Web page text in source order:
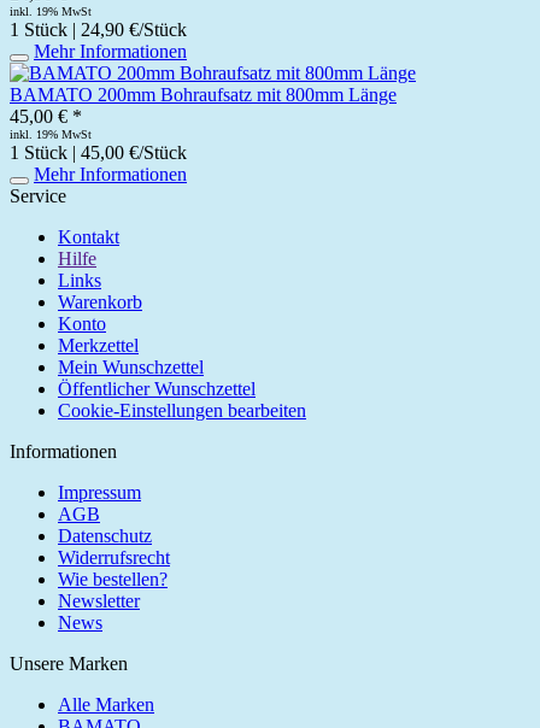
inkl. 19% MwSt
1 Stück | 24,90 €/Stück
Mehr Informationen
BAMATO 200mm Bohraufsatz mit 800mm Länge
45,00 € *
inkl. 19% MwSt
1 Stück | 45,00 €/Stück
Mehr Informationen
Service
Kontakt
Hilfe
Links
Warenkorb
Konto
Merkzettel
Mein Wunschzettel
Öffentlicher Wunschzettel
Cookie-Einstellungen bearbeiten
Informationen
Impressum
AGB
Datenschutz
Widerrufsrecht
Wie bestellen?
Newsletter
News
Unsere Marken
Alle Marken